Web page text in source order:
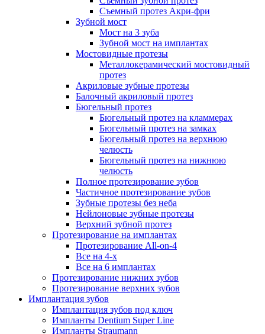
Съемный протез Акри-фри
Зубной мост
Мост на 3 зуба
Зубной мост на имплантах
Мостовидные протезы
Металлокерамический мостовидный
протез
Акриловые зубные протезы
Балочный акриловый протез
Бюгельный протез
Бюгельный протез на кламмерах
Бюгельный протез на замках
Бюгельный протез на верхнюю
челюсть
Бюгельный протез на нижнюю
челюсть
Полное протезирование зубов
Частичное протезирование зубов
Зубные протезы без неба
Нейлоновые зубные протезы
Верхний зубной протез
Протезирование на имплантах
Протезирование All-on-4
Все на 4-х
Все на 6 имплантах
Протезирование нижних зубов
Протезирование верхних зубов
Имплантация зубов
Имплантация зубов под ключ
Импланты Dentium Super Line
Импланты Straumann